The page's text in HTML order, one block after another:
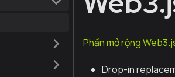
Phần mở rộng
Drop-in